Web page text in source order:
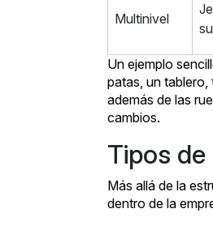
Multinivel
Un ejemplo
patas, un tablero,
además de las
cambios.
Tipos
Más allá de la
dentro de la